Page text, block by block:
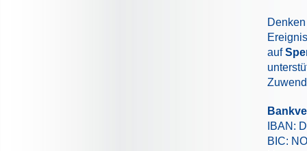
auf
IBAN:
BIC: